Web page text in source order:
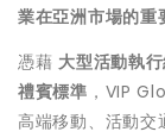
業在亞洲市場的重
憑藉大型活動執
禮賓標準 ，VIP
高端移動、活動